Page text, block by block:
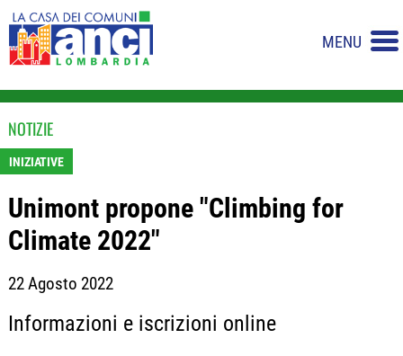
MENU
NOTIZIE
INIZIATIVE
Unimont propone "Climbing for
Climate 2022"
22 Agosto 2022
Informazioni e iscrizioni online